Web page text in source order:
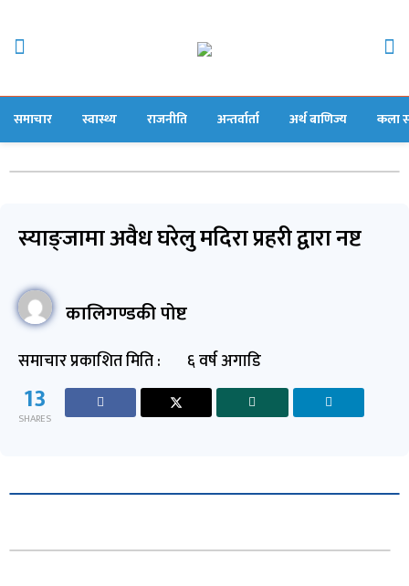
समाचार स्वास्थ्य राजनीति अन्तर्वार्ता अर्थ बाणिज्य कला
स्याङ्जामा अवैध घरेलु मदिरा प्रहरी द्वारा नष्ट
कालिगण्डकी पोष्ट
समाचार प्रकाशित मिति : ६ वर्ष अगाडि
13
SHARES